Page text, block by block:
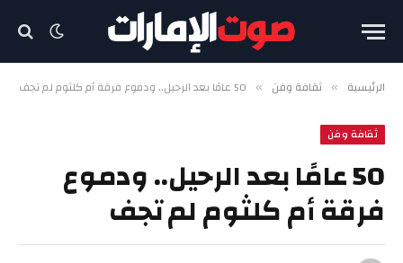
الرئيسية » ثقافة وفن » 50 عامًا بعد الرحيل.. ودموع فرقة أم كلثوم لم تجف
ثقافة وفن
50 عامًا بعد الرحيل.. ودموع
فرقة أم كلثوم لم تجف